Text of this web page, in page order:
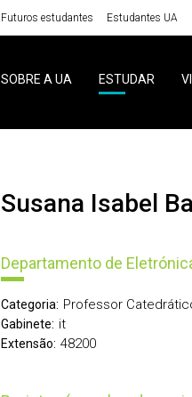
Futuros estudantes Estudantes UA
SOBRE A UA ESTUDAR
Susana Isabel
Departamento de
Categoria: Professor
Gabinete: it
Extensão: 48200